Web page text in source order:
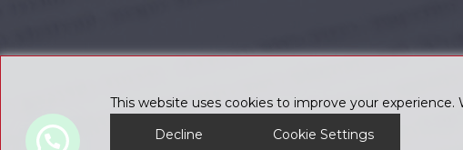
This website uses cookies to improve your
Decline
Cookie Settings